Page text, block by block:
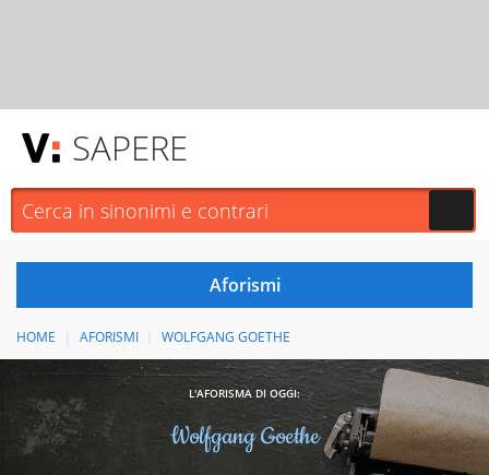
SAPERE
HOME AFORISMI WOLFGANG GOETHE
L'AFORISMA DI OGGI:
Wolfgang Goethe